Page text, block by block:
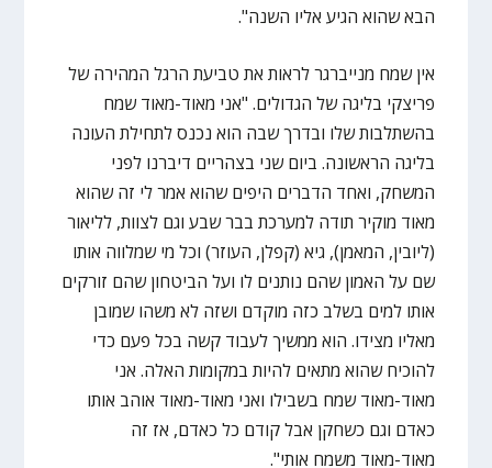
הבא שהוא הגיע אליו השנה".
אין שמח מנייברגר לראות את טביעת הרגל המהירה של
פריצקי בליגה של הגדולים. "אני מאוד-מאוד שמח
בהשתלבות שלו ובדרך שבה הוא נכנס לתחילת העונה
בליגה הראשונה. ביום שני בצהריים דיברנו לפני
המשחק, ואחד הדברים היפים שהוא אמר לי זה שהוא
מאוד מוקיר תודה למערכת בבר שבע וגם לצוות, לליאור
(ליובין, המאמן), גיא (קפלן, העוזר) וכל מי שמלווה אותו
שם על האמון שהם נותנים לו ועל הביטחון שהם זורקים
אותו למים בשלב כזה מוקדם ושזה לא משהו שמובן
מאליו מצידו. הוא ממשיך לעבוד קשה בכל פעם כדי
להוכיח שהוא מתאים להיות במקומות האלה. אני
מאוד-מאוד שמח בשבילו ואני מאוד-מאוד אוהב אותו
כאדם וגם כשחקן אבל קודם כל כאדם, אז זה
מאוד-מאוד משמח אותי".